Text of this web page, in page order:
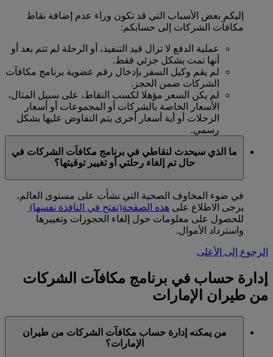
إليكم بعض الأسباب التي قد تكون وراء عدم إضافة نقاط
مكافآت الشركات إلى حسابكم:
عملية الدفع لا تزال قيد التنفيذ، أو الرحلة لم تتم بعد أو
أنها تمت بشكل جزئي فقط.
لم يقم وكيل السفر بإدخال رقم عضوية برنامج مكافآت
الشركات ضمن الحجز.
لم يكن السعر مؤهلا لكسب النقاط، على سبيل المثال،
الأسعار الخاصة بالشركات أو المجموعات أو أسعار
الرحلات أو أية أسعار أخرى يتم التفاوض عليها بشكل
رسمي.
ما الذي سيحدث لنقاطي في برنامج مكافآت الشركات في
حال تم إلغاء رحلتي أو تغيير توقيتها؟
في ضوء المخاوف الصحية التي نشأت على مستوى العالم،
يرجى الاطلاع على هذه الصفحة(تفتح في النافذة نفسها)
للحصول على معلومات حول إلغاء الحجوزات وتغييرها
واسترداد الأموال.
الرجوع إلى الأعلى
إدارة حساب في برنامج مكافآت الشركات
من طيران الإمارات
من يمكنه إدارة حساب مكافآت الشركات من طيران
الإمارات؟